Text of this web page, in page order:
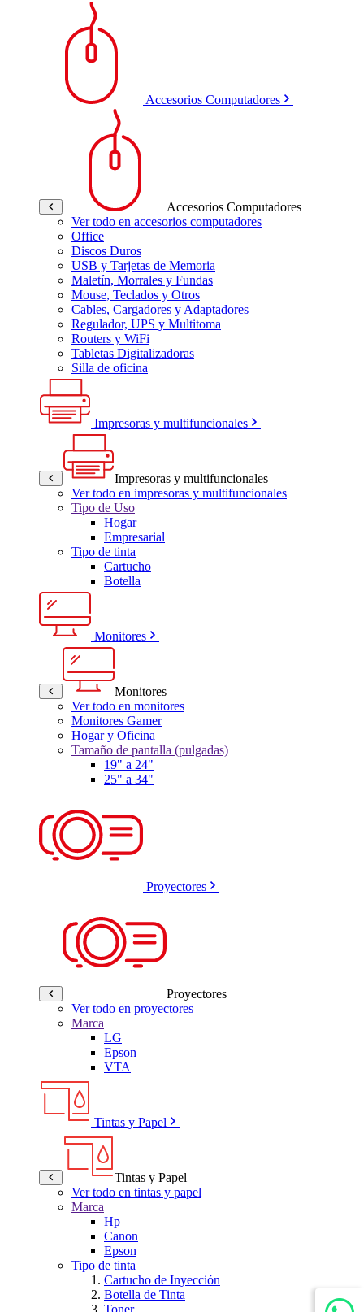
Accesorios Computadores
Accesorios Computadores
Ver todo en accesorios computadores
Office
Discos Duros
USB y Tarjetas de Memoria
Maletín, Morrales y Fundas
Mouse, Teclados y Otros
Cables, Cargadores y Adaptadores
Regulador, UPS y Multitoma
Routers y WiFi
Tabletas Digitalizadoras
Silla de oficina
Impresoras y multifuncionales
Impresoras y multifuncionales
Ver todo en impresoras y multifuncionales
Tipo de Uso
Hogar
Empresarial
Tipo de tinta
Cartucho
Botella
Monitores
Monitores
Ver todo en monitores
Monitores Gamer
Hogar y Oficina
Tamaño de pantalla (pulgadas)
19" a 24"
25" a 34"
Proyectores
Proyectores
Ver todo en proyectores
Marca
LG
Epson
VTA
Tintas y Papel
Tintas y Papel
Ver todo en tintas y papel
Marca
Hp
Canon
Epson
Tipo de tinta
Cartucho de Inyección
Botella de Tinta
Toner